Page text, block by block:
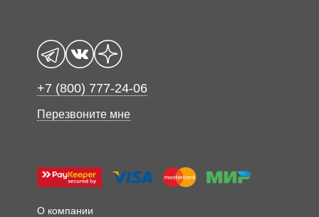
+7 (800) 777-24-06
Перезвоните мне
О компании